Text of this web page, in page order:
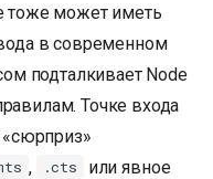
тоже может иметь
в современном
подталкивает Node
Точке входа
«сюрприз»
, .cts или явное